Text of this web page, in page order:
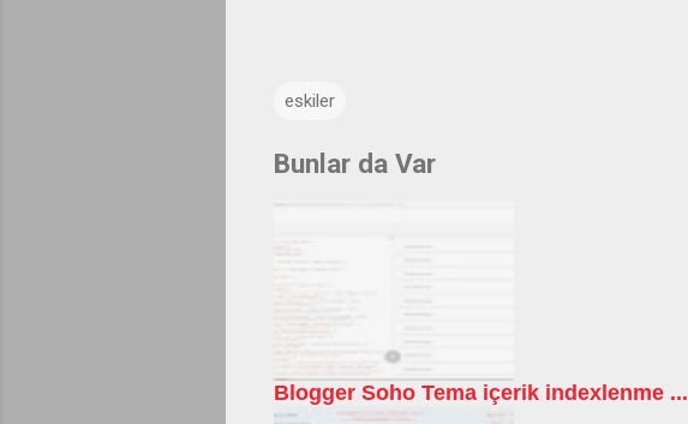
eskiler
Bunlar da Var
Blogger Soho Tema içerik indexlenme ...